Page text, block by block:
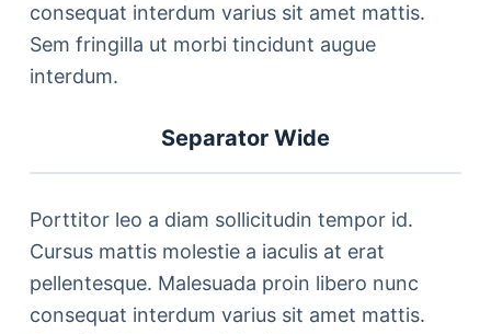
consequat interdum varius sit amet mattis.
Sem fringilla ut morbi tincidunt augue
interdum.
Separator Wide
Porttitor leo a diam sollicitudin tempor id.
Cursus mattis molestie a iaculis at erat
pellentesque. Malesuada proin libero nunc
consequat interdum varius sit amet mattis.